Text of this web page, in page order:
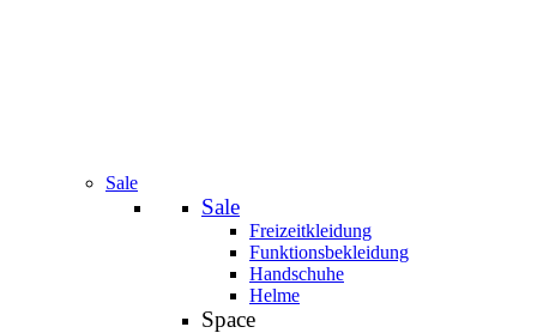
Sale
Sale
Freizeitkleidung
Funktionsbekleidung
Handschuhe
Helme
Space